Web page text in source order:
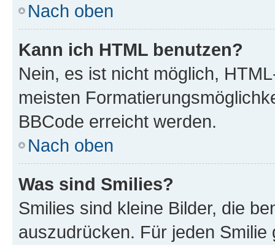
Nach oben
Kann ich HTML benutzen?
Nein, es ist nicht möglich,
meisten
BBCode erreicht werden.
Nach oben
Was sind Smilies?
Smilies sind kleine Bilder, die
auszudrücken. Für jeden